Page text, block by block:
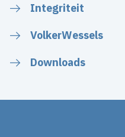
Integriteit
VolkerWessels
Downloads